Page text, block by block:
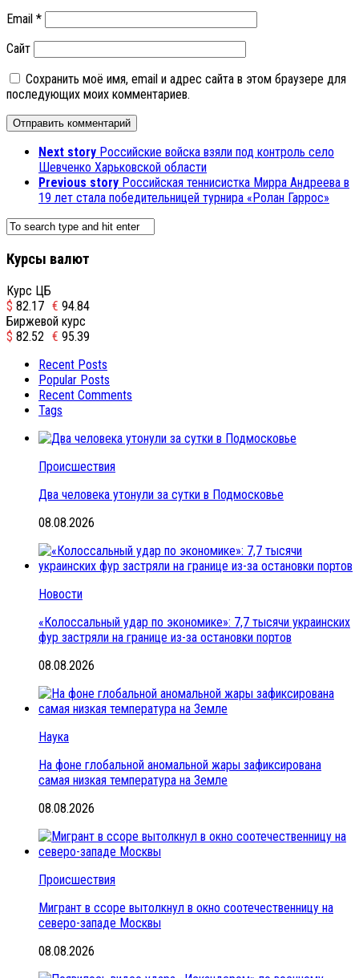
Email *
Сайт
Сохранить моё имя, email и адрес сайта в этом браузере для
последующих моих комментариев.
Next story Российские войска взяли под контроль село
Шевченко Харьковской области
Previous story Российская теннисистка Мирра Андреева в
19 лет стала победительницей турнира «Ролан Гаррос»
Курсы валют
Курс ЦБ
$ 82.17 € 94.84
Биржевой курс
$ 82.52 € 95.39
Recent Posts
Popular Posts
Recent Comments
Tags
Происшествия
Два человека утонули за сутки в Подмосковье
08.08.2026
Новости
«Колоссальный удар по экономике»: 7,7 тысячи украинских
фур застряли на границе из-за остановки портов
08.08.2026
Наука
На фоне глобальной аномальной жары зафиксирована
самая низкая температура на Земле
08.08.2026
Происшествия
Мигрант в ссоре вытолкнул в окно соотечественницу на
северо-западе Москвы
08.08.2026